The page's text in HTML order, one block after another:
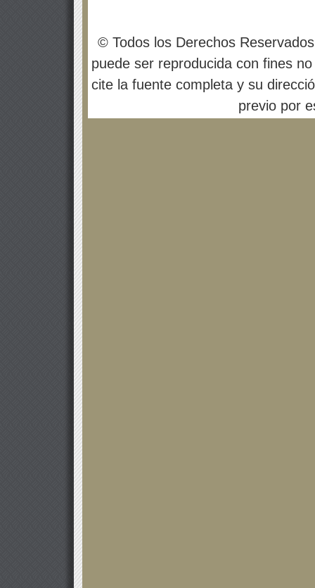
© Todos los Derechos
puede ser reproducida con fines
cite la fuente completa y su
previo por